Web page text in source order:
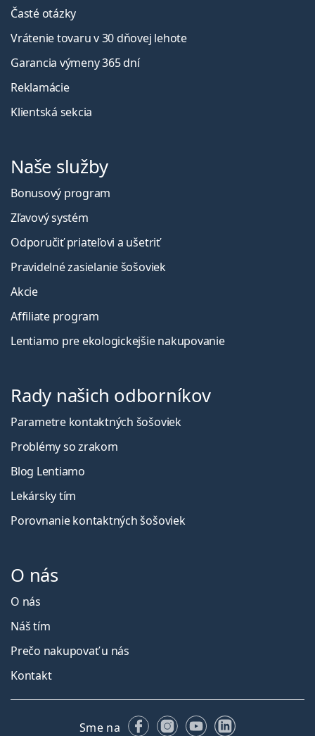
Časté otázky
Vrátenie tovaru v 30 dňovej lehote
Garancia výmeny 365 dní
Reklamácie
Klientská sekcia
Naše služby
Bonusový program
Zľavový systém
Odporučiť priateľovi a ušetriť
Pravidelné zasielanie šošoviek
Akcie
Affiliate program
Lentiamo pre ekologickejšie nakupovanie
Rady našich odborníkov
Parametre kontaktných šošoviek
Problémy so zrakom
Blog Lentiamo
Lekársky tím
Porovnanie kontaktných šošoviek
O nás
O nás
Náš tím
Prečo nakupovať u nás
Kontakt
Sme na FacebookuInstagrame
YouTubeLinkedIn